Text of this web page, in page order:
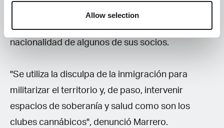
Allow selection
sociales, calificándolos de "redes de narcotráfico
rumanas o rusas" simplemente por la
nacionalidad de algunos de sus socios.
"Se utiliza la disculpa de la inmigración para
militarizar el territorio y, de paso, intervenir
espacios de soberanía y salud como son los
clubes cannábicos", denunció Marrero.